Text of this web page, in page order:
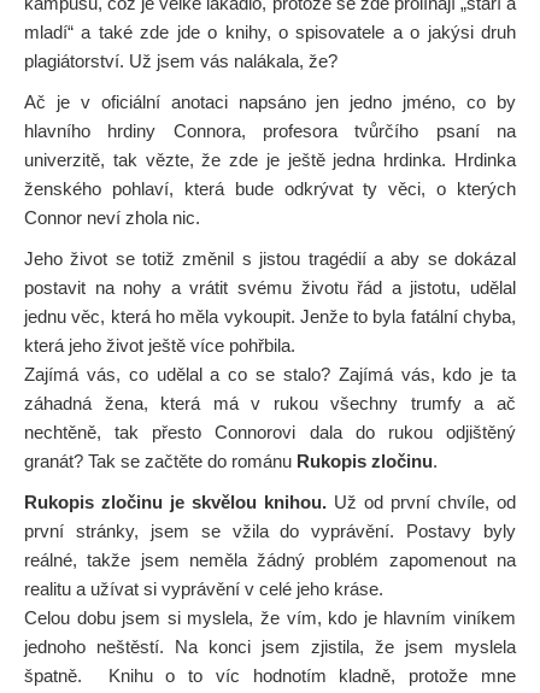
mladí“ a také zde jde o knihy, o spisovatele a o jakýsi druh
plagiátorství. Už jsem vás nalákala, že?
Ač je v oficiální anotaci napsáno jen jedno jméno, co by
hlavního hrdiny Connora, profesora tvůrčího psaní na
univerzitě, tak vězte, že zde je ještě jedna hrdinka. Hrdinka
ženského pohlaví, která bude odkrývat ty věci, o kterých
Connor neví zhola nic.
Jeho život se totiž změnil s jistou tragédií a aby se dokázal
postavit na nohy a vrátit svému životu řád a jistotu, udělal
jednu věc, která ho měla vykoupit. Jenže to byla fatální chyba,
která jeho život ještě více pohřbila.
Zajímá vás, co udělal a co se stalo? Zajímá vás, kdo je ta
záhadná žena, která má v rukou všechny trumfy a ač
nechtěně, tak přesto Connorovi dala do rukou odjištěný
granát? Tak se začtěte do románu Rukopis zločinu.
Rukopis zločinu je skvělou knihou. Už od první chvíle, od
první stránky, jsem se vžila do vyprávění. Postavy byly
reálné, takže jsem neměla žádný problém zapomenout na
realitu a užívat si vyprávění v celé jeho kráse.
Celou dobu jsem si myslela, že vím, kdo je hlavním viníkem
jednoho neštěstí. Na konci jsem zjistila, že jsem myslela
špatně. Knihu o to víc hodnotím kladně, protože mne